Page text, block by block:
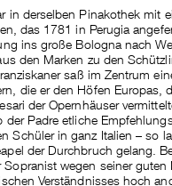
in derselben Pinakothek mit
das 1781 in Perugia
ins große Bologna nach
den Marken zu den
saß im Zentrum
die er den Höfen Europas,
der Opernhäuser
Padre etliche
Schüler in ganz Italien – so
der Durchbruch gelang.
wegen seiner
Verständnisses hoch